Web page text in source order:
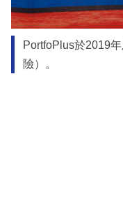
PortfoPlus於2019
險）。